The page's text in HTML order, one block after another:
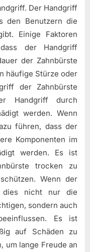
Der Handgriff
den Benutzern die
Einige Faktoren
der Handgriff
der Zahnbürste
häufige Stürze oder
der Zahnbürste
Handgriff durch
werden. Wenn
führen, dass der
Komponenten im
werden. Es ist
trocken zu
Wenn der
dies nicht nur die
sondern auch
Es ist
auf Schäden zu
um lange Freude an